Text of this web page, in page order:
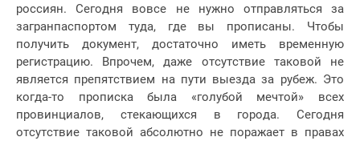
россиян. Сегодня вовсе не нужно отправляться за
загранпаспортом туда, где вы прописаны. Чтобы
получить документ, достаточно иметь временную
регистрацию. Впрочем, даже отсутствие таковой не
является препятствием на пути выезда за рубеж. Это
когда-то прописка была «голубой мечтой» всех
провинциалов, стекающихся в города. Сегодня
отсутствие таковой абсолютно не поражает в правах